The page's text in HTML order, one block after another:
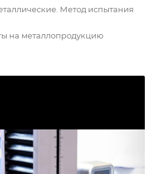
Метод испытания
на металлопродукцию